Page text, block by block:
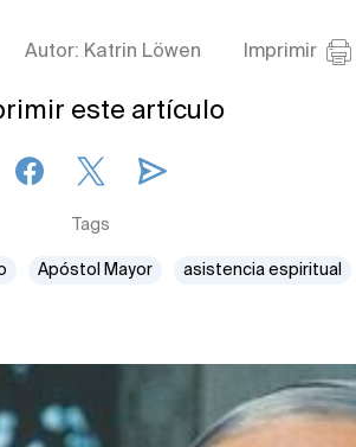
Autor: Katrin Löwen Imprimir
este artículo
Tags
Apóstol Mayor asistencia espiritual